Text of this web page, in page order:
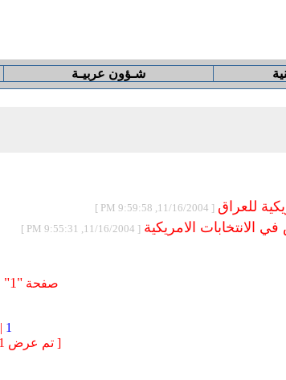
شـؤون عربيـة
للعراق [ 11/16/2004, 9:59:58 PM ]
الانتخابات الامريكية [ 11/16/2004, 9:55:31 PM ]
صفحة "1"
1
|
[ تم عرض 1-2 من 2 ]